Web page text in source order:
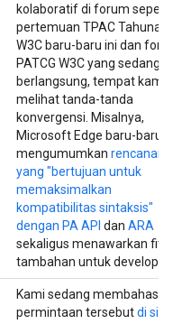
kolaboratif di forum seperti
pertemuan TPAC Tahunan
W3C baru-baru ini dan
PATCG W3C yang sedang
berlangsung, tempat kami
melihat tanda-tanda
konvergensi. Misalnya,
Microsoft Edge baru-baru
mengumumkan
yang "bertujuan untuk
memaksimalkan
kompatibilitas sintaksis"
dengan PA API dan ARA
sekaligus menawarkan fitur
tambahan untuk developer.
Kami sedang membahas
permintaan tersebutdi sini